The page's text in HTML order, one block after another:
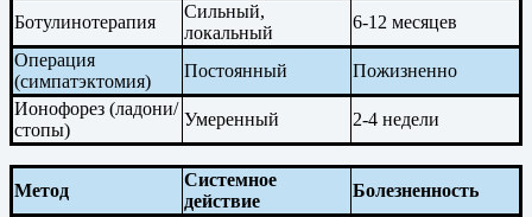
Ботулинотерапия
Сильный,
локальный
6-12 месяцев
Операция
(симпатэктомия)
Постоянный
Пожизненно
Ионофорез (ладони/
стопы)
Умеренный 2-4 недели
Метод
Системное
действие
Болезненность